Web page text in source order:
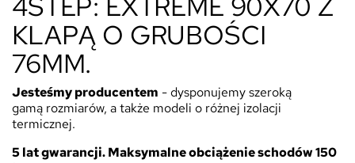
KLAPĄ O GRUBOŚCI
76MM.
Jesteśmyproducentem - dysponujemy szeroką
gamą rozmiarów, a także modeli o różnej izolacji
termicznej.
5 lat gwarancji. Maksymalne obciążenie schodów 150